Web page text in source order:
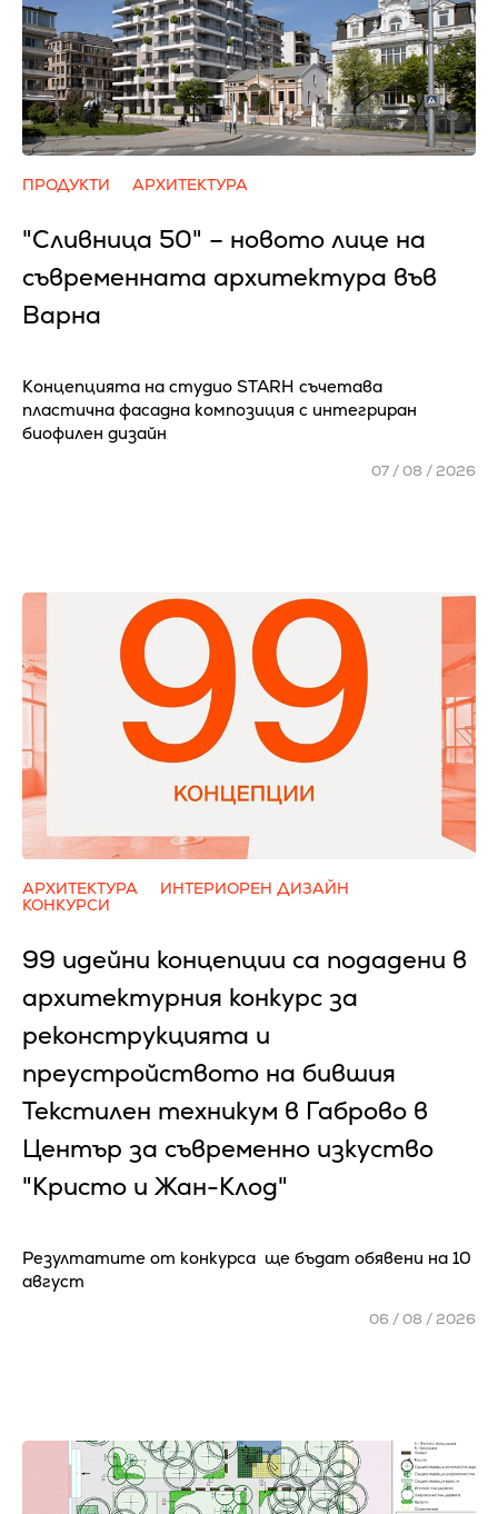
ПРОДУКТИ АРХИТЕКТУРА
"Сливница 50" – новото лице на
съвременната архитектура във
Варна
Концепцията на студио STARH съчетава
пластична фасадна композиция с интегриран
биофилен дизайн
07 / 08 / 2026
АРХИТЕКТУРА
ИНТЕРИОРЕН ДИЗАЙН
КОНКУРСИ
99 идейни концепции са подадени в
архитектурния конкурс за
реконструкцията и
преустройството на бившия
Текстилен техникум в Габрово в
Център за съвременно изкуство
"Кристо и Жан-Клод"
Резултатите от конкурса ще бъдат обявени на 10
август
06 / 08 / 2026